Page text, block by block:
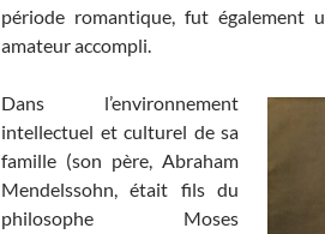
période romantique, fut également
amateur accompli.
Dans l’environnement
intellectuel et culturel de sa
famille (son père, Abraham
Mendelssohn, était fils du
philosophe Moses